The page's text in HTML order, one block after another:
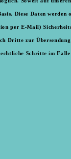
Diese Daten
per E-Mail)
Dritte zur
Schritte im